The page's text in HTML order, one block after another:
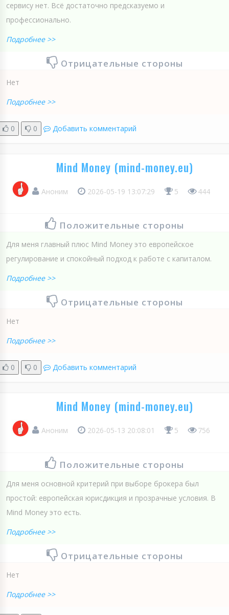
сервису нет. Всё достаточно предсказуемо и
профессионально.
Подробнее >>
Отрицательные стороны
Нет
Подробнее >>
0 0 Добавить комментарий
Mind Money (mind-money.eu)
Аноним 2026-05-19 13:07:29 5 444
Положительные стороны
Для меня главный плюс Mind Money это европейское
регулирование и спокойный подход к работе с капиталом.
Подробнее >>
Отрицательные стороны
Нет
Подробнее >>
0 0 Добавить комментарий
Mind Money (mind-money.eu)
Аноним 2026-05-13 20:08:01 5 756
Положительные стороны
Для меня основной критерий при выборе брокера был
простой: европейская юрисдикция и прозрачные условия. В
Mind Money это есть.
Подробнее >>
Отрицательные стороны
Нет
Подробнее >>